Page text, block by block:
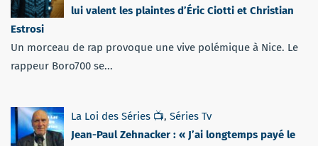
lui valent les plaintes d’Éric Ciotti et Christian
Estrosi
Un morceau de rap provoque une vive polémique à Nice. Le
rappeur Boro700 se...
La Loi des Séries 📺, Séries Tv
Jean-Paul Zehnacker : « J’ai longtemps payé le